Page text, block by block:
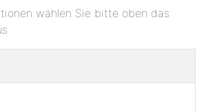
wählen Sie bitte oben das